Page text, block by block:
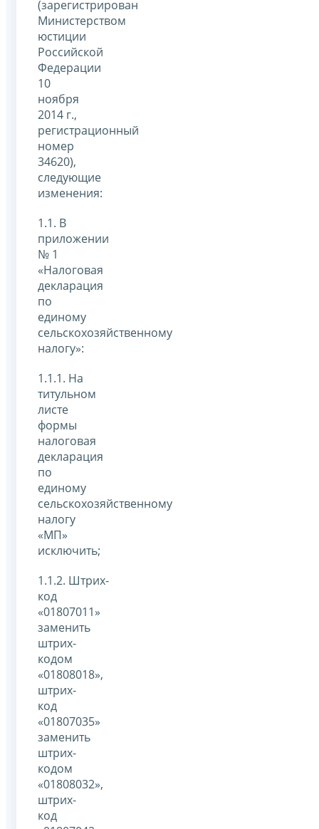
(зарегистрирован
Министерством
юстиции
Российской
Федерации
10
ноября
2014 г.,
регистрационный
номер
34620),
следующие
изменения:
1.1. В
приложении
№ 1
«Налоговая
декларация
по
единому
сельскохозяйственному
налогу»:
1.1.1. На
титульном
листе
формы
налоговая
декларация
по
единому
сельскохозяйственному
налогу
«МП»
исключить;
1.1.2. Штрих-
код
«01807011»
заменить
штрих-
кодом
«01808018»,
штрих-
код
«01807035»
заменить
штрих-
кодом
«01808032»,
штрих-
код